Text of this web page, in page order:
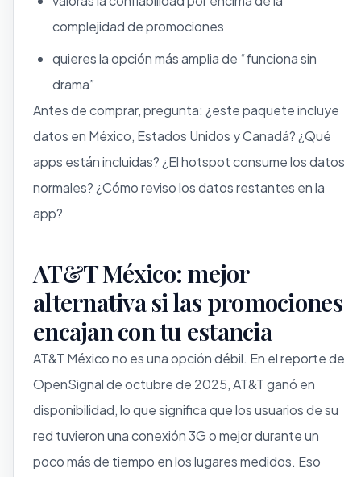
complejidad de promociones
quieres la opción más amplia de “funciona sin
drama”
Antes de comprar, pregunta: ¿este paquete incluye
datos en México, Estados Unidos y Canadá? ¿Qué
apps están incluidas? ¿El hotspot consume los datos
normales? ¿Cómo reviso los datos restantes en la
app?
AT&T México: mejor
alternativa si las promociones
encajan con tu estancia
AT&T México no es una opción débil. En el reporte de
OpenSignal de octubre de 2025, AT&T ganó en
disponibilidad, lo que significa que los usuarios de su
red tuvieron una conexión 3G o mejor durante un
poco más de tiempo en los lugares medidos. Eso